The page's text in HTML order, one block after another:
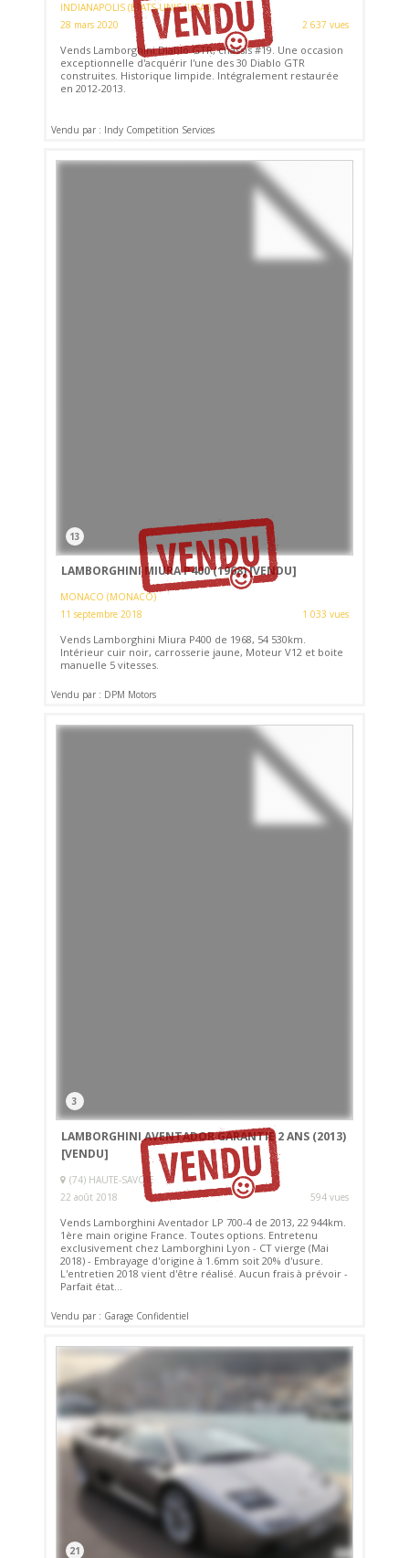
INDIANAPOLIS (ETATS-UNIS (USA))
28 mars 2020
2 637 vues
Vends Lamborghini Diablo GTR, châssis #19. Une occasion
exceptionnelle d'acquérir l'une des 30 Diablo GTR
construites. Historique limpide. Intégralement restaurée
en 2012-2013.
Vendu par : Indy Competition Services
13
LAMBORGHINI MIURA P400 (1968)[VENDU]
MONACO (MONACO)
11 septembre 2018
1 033 vues
Vends Lamborghini Miura P400 de 1968, 54 530km.
Intérieur cuir noir, carrosserie jaune, Moteur V12 et boite
manuelle 5 vitesses.
Vendu par : DPM Motors
3
LAMBORGHINI AVENTADOR GARANTIE 2 ANS (2013)
[VENDU]
(74) HAUTE-SAVOIE
22 août 2018
594 vues
Vends Lamborghini Aventador LP 700-4 de 2013, 22 944km.
1ère main origine France. Toutes options. Entretenu
exclusivement chez Lamborghini Lyon - CT vierge (Mai
2018) - Embrayage d'origine à 1.6mm soit 20% d'usure.
L'entretien 2018 vient d'être réalisé. Aucun frais à prévoir -
Parfait état...
Vendu par : Garage Confidentiel
21